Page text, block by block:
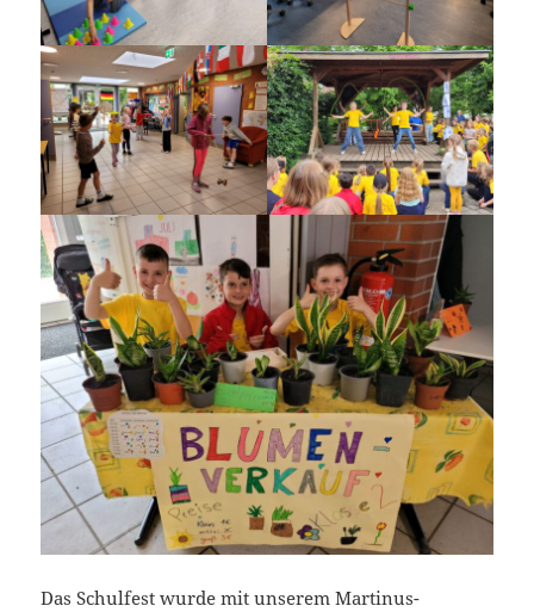
Das Schulfest wurde mit unserem Martinus-